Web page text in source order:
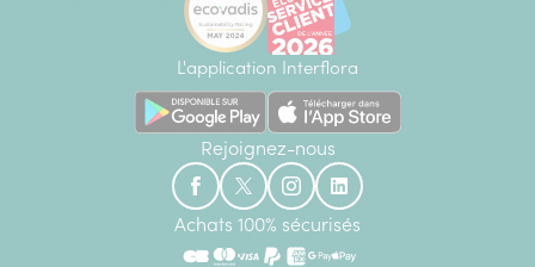
L'application Interflora
Rejoignez-nous
Achats 100% sécurisés